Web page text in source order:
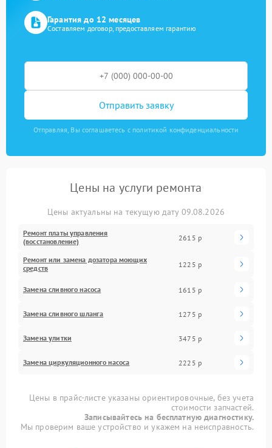
Гарантия до 12 месяцев
Составляем договор, предоставляем гарантию
Отправить заявку
Отправляя, Вы соглашаетесь с политикой конфиденциальности
Цены на услуги ремонта
Цены актуальны на текущую дату 09.08.2026
Ремонт платы управления
(восстановление)
2615 р
Ремонт или замена дозатора моющих
средств
1225 р
Замена сливного насоса 1615 р
Замена сливного шланга 1275 р
Замена улитки 3475 р
Замена циркуляционного насоса 2225 р
Цены в прайс-листе указаны ориентировочные, без учета
стоимости запчастей.
Записывайтесь на бесплатную диагностику.
Мы проверим ваше устройство и укажем на неисправность.